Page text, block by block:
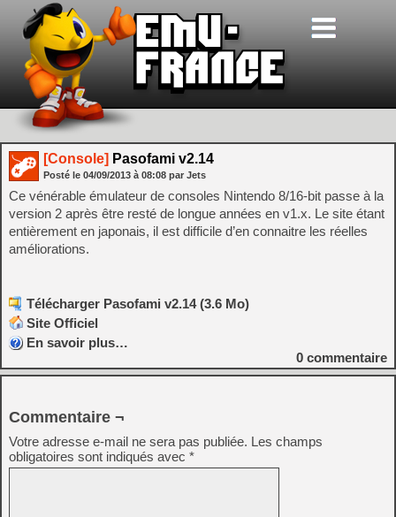
[Console] Pasofami v2.14
Posté le 04/09/2013 à 08:08 par Jets
Ce vénérable émulateur de consoles Nintendo 8/16-bit passe à la
version 2 après être resté de longue années en v1.x. Le site étant
entièrement en japonais, il est difficile d’en connaitre les réelles
améliorations.
Télécharger Pasofami v2.14 (3.6 Mo)
Site Officiel
En savoir plus…
0 commentaire
Commentaire ¬
Votre adresse e-mail ne sera pas publiée. Les champs
obligatoires sont indiqués avec *